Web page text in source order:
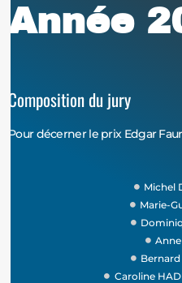
Année
Composition du jury
Pour décerner le prix Edgar
Michel
Marie-
Bernard
Caroline